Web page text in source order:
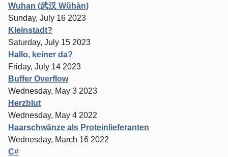
Wuhan (武汉 Wǔhàn)
Sunday, July 16 2023
Kleinstadt?
Saturday, July 15 2023
Hallo, keiner da?
Friday, July 14 2023
Buffer Overflow
Wednesday, May 3 2023
Herzblut
Wednesday, May 4 2022
Haarschwänze als Proteinlieferanten
Wednesday, March 16 2022
C#